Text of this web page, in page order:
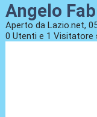
Angelo
Aperto da Lazio.net,
0 Utenti e 1 Visitatore